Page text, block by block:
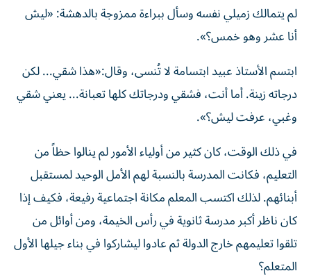
لم يتمالك زميلي نفسه وسأل ببراءة ممزوجة بالدهشة: «ليش
أنا عشر وهو خمس؟».
ابتسم الأستاذ عبيد ابتسامة لا تُنسى، وقال:«هذا شقي... لكن
درجاته زينة. أما أنت، فشقي ودرجاتك كلها تعبانة... يعني شقي
وغبي، عرفت ليش؟».
في ذلك الوقت، كان كثير من أولياء الأمور لم ينالوا حظاً من
التعليم، فكانت المدرسة بالنسبة لهم الأمل الوحيد لمستقبل
أبنائهم. لذلك اكتسب المعلم مكانة اجتماعية رفيعة، فكيف إذا
كان ناظر أكبر مدرسة ثانوية في رأس الخيمة، ومن أوائل من
تلقوا تعليمهم خارج الدولة ثم عادوا ليشاركوا في بناء جيلها الأول
المتعلم؟